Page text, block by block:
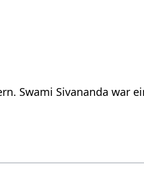
Swami Sivananda war